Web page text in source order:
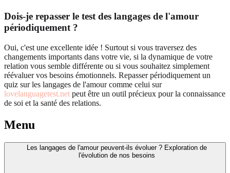
Dois-je repasser le test des langages de l'amour
périodiquement ?
Oui, c'est une excellente idée ! Surtout si vous traversez des
changements importants dans votre vie, si la dynamique de votre
relation vous semble différente ou si vous souhaitez simplement
réévaluer vos besoins émotionnels. Repasser périodiquement un
quiz sur les langages de l'amour comme celui sur
lovelanguagetest.net peut être un outil précieux pour la connaissance
de soi et la santé des relations.
Menu
Les langages de l'amour peuvent-ils évoluer ? Exploration de
l'évolution de nos besoins